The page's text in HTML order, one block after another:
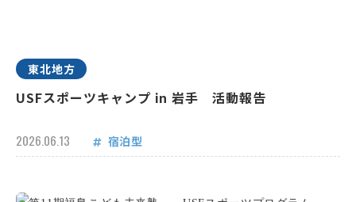
東北地方
USFスポーツキャンプ in 岩手 活動報告
2026.06.13 宿泊型